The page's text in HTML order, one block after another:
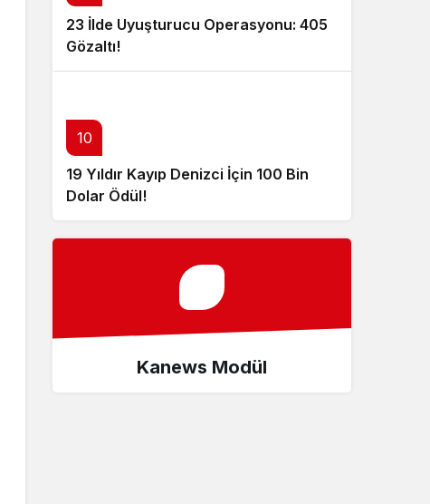
23 İlde Uyuşturucu Operasyonu: 405
Gözaltı!
10
19 Yıldır Kayıp Denizci İçin 100 Bin
Dolar Ödül!
Kanews Modül